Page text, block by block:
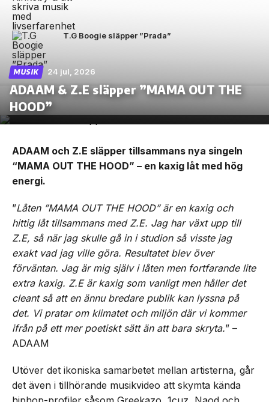
T.G Boogie släpper ”Prada”
MUSIK 24 jul, 2026
ADAAM & Z.E släpper ”MAMA OUT THE
HOOD”
ADAAM och Z.E släpper tillsammans nya singeln
“MAMA OUT THE HOOD” – en kaxig låt med hög
energi.
”Låten ”MAMA OUT THE HOOD” är en kaxig och
hittig låt tillsammans med Z.E. Jag har växt upp till
Z.E, så när jag skulle gå in i studion så visste jag
exakt vad jag ville göra. Resultatet blev över
förväntan. Jag är mig själv i låten men fortfarande lite
extra kaxig. Z.E är kaxig som vanligt men håller det
cleant så att en ännu bredare publik kan lyssna på
det. Vi pratar om klimatet och miljön där vi kommer
ifrån på ett mer poetiskt sätt än att bara skryta.” –
ADAAM
Utöver det ikoniska samarbetet mellan artisterna, går
det även i tillhörande musikvideo att skymta kända